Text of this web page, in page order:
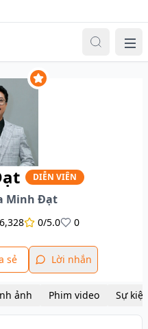
DIỄN VIÊN
Minh Đạt
6,328 0/5.0 0
sẻ Lời nhắn
Hình ảnh Phim video Sự